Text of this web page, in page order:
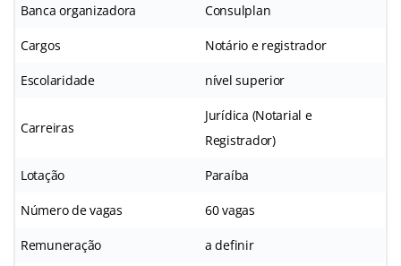
Banca organizadora Consulplan
Cargos Notário e registrador
Escolaridade nível superior
Carreiras
Jurídica (Notarial e
Registrador)
Lotação Paraíba
Número de vagas 60 vagas
Remuneração a definir